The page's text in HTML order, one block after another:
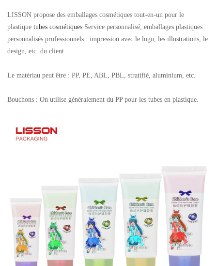
LISSON propose des emballages cosmétiques tout-en-un pour le
plastique tubes cosmétiques Service personnalisé, emballages plastiques
personnalisés professionnels : impression avec le logo, les illustrations, le
design, etc. du client.
Le matériau peut être : PP, PE, ABL, PBL, stratifié, aluminium, etc.
Bouchons : On utilise généralement du PP pour les tubes en plastique.